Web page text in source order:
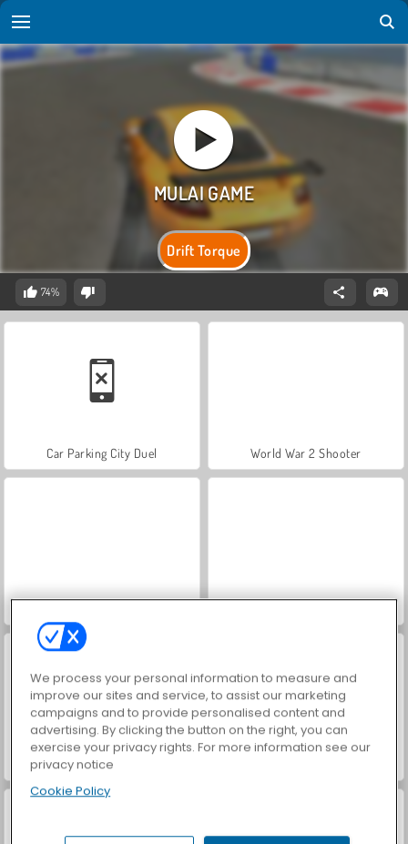
Drift Torque
74%
Car Parking City Duel World War 2 Shooter
ASMR Makeover & Makeup Studio
We process your personal information to measure and
improve our sites and service, to assist our marketing
campaigns and to provide personalised content and
advertising. By clicking the button on the right, you can
exercise your privacy rights. For more information see our
privacy notice
Cookie Policy